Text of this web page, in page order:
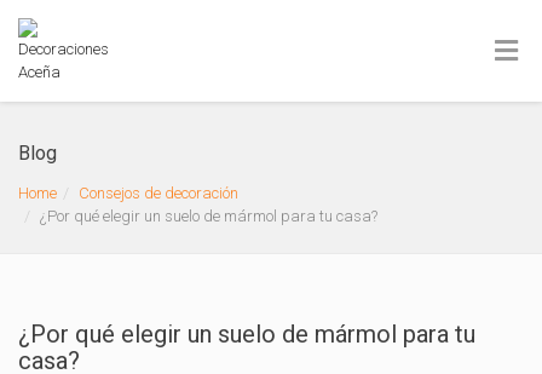
Blog
Home
Consejos de decoración
¿Por qué elegir un suelo de mármol para tu casa?
¿Por qué elegir un suelo de mármol para tu
casa?